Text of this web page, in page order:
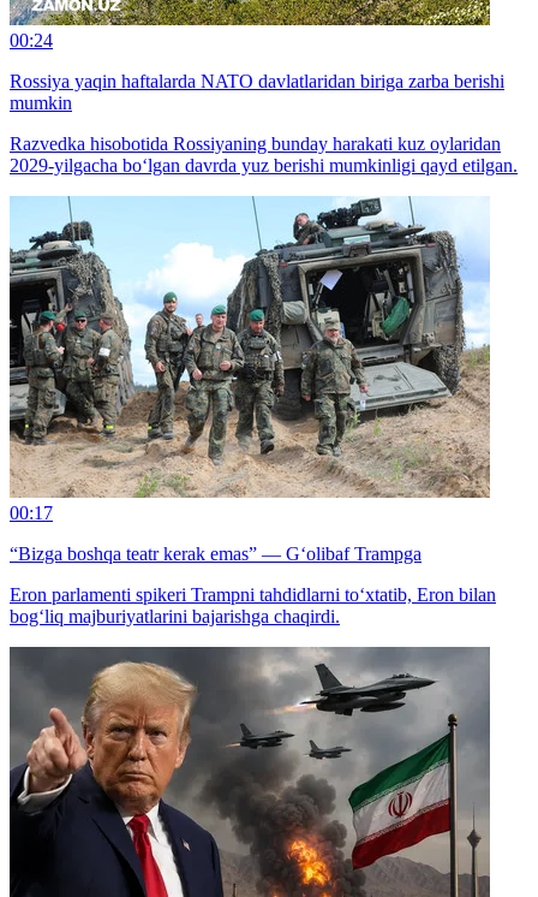
00:24
Rossiya yaqin haftalarda NATO davlatlaridan biriga zarba berishi
mumkin
Razvedka hisobotida Rossiyaning bunday harakati kuz oylaridan
2029-yilgacha bo‘lgan davrda yuz berishi mumkinligi qayd etilgan.
00:17
“Bizga boshqa teatr kerak emas” — G‘olibaf Trampga
Eron parlamenti spikeri Trampni tahdidlarni to‘xtatib, Eron bilan
bog‘liq majburiyatlarini bajarishga chaqirdi.